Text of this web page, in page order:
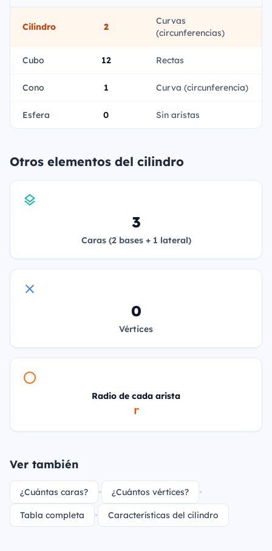
Cilindro 2
Curvas
(circunferencias)
Cubo 12 Rectas
Cono 1 Curva (circunferencia)
Esfera 0 Sin aristas
Otros elementos del cilindro
3
Caras (2 bases + 1 lateral)
0
Vértices
Radio de cada arista
r
Ver también
¿Cuántas caras? • ¿Cuántos vértices? •
Tabla completa • Características del cilindro